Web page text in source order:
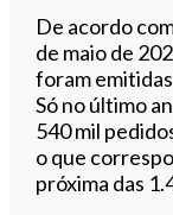
De acordo
de maio de
foram
Só no último
540 mil
o que
próxima das